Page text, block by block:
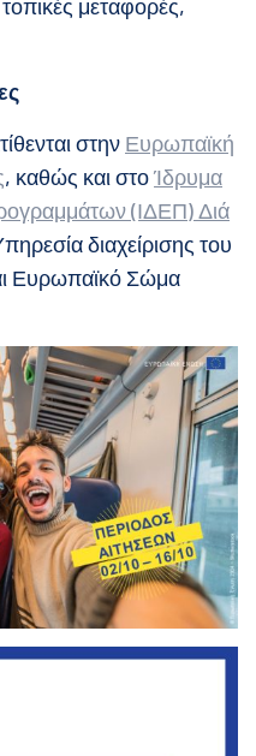
μεταφορές,
στην Ευρωπαϊκή
, καθώς και στοΊδρυμα
(ΙΔΕΠ) Διά
διαχείρισης του
Ευρωπαϊκό Σώμα